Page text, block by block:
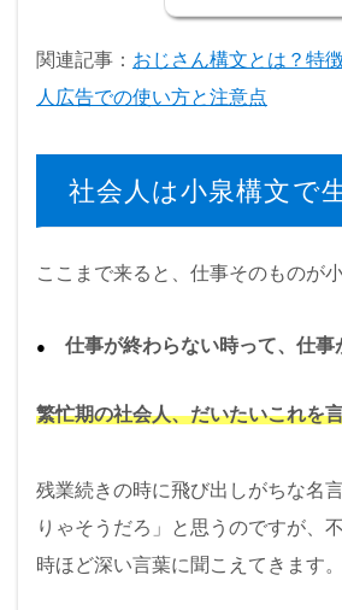
関連記事： おじさん構文とは？特
人広告での使い方と注意点
社会人は小泉構文で
ここまで来ると、仕事そのものが
仕事が終わらない時って、仕事
繁忙期の社会人、だいたいこれを
残業続きの時に飛び出しがちな名
りゃそうだろ」と思うのですが、
時ほど深い言葉に聞こえてきます。